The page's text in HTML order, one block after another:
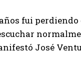
fui perdiendo
José